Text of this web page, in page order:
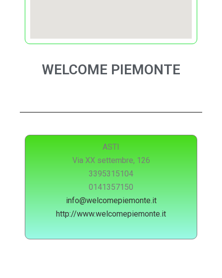
WELCOME PIEMONTE
ASTI
Via XX settembre, 126
3395315104
0141357150
info@welcomepiemonte.it
http://www.welcomepiemonte.it